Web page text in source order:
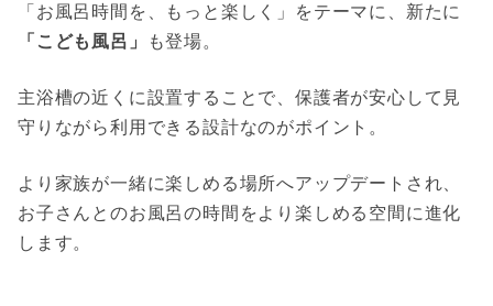
「お風呂時間を、もっと楽しく」をテーマに、新たに
「こども風呂」
も登場。
主浴槽の近くに設置することで、保護者が安心して見
守りながら利用できる設計なのがポイント。
より家族が一緒に楽しめる場所へアップデートされ、
お子さんとのお風呂の時間をより楽しめる空間に進化
します。